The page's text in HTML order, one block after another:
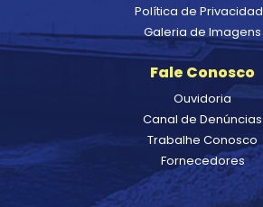
Política de
Galeria de Imagens
Fale Conosco
Ouvidoria
Canal de Denúncias
Trabalhe Conosco
Fornecedores